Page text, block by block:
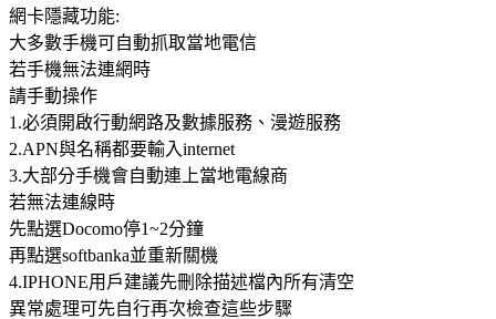
網卡隱藏功能:
大多數手機可自動抓取當地電信
若手機無法連網時
請手動操作
1.必須開啟行動網路及數據服務、漫遊服務
2.APN與名稱都要輸入internet
3.大部分手機會自動連上當地電線商
若無法連線時
先點選Docomo停1~2分鐘
再點選softbanka並重新關機
4.IPHONE用戶建議先刪除描述檔內所有清空
異常處理可先自行再次檢查這些步驟